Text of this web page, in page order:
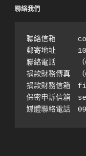
聯絡我們
聯絡信箱　　
郵寄地址　　　
聯絡電話　　　
捐款財務傳真　
捐款財務信箱
保密申訴信箱
媒體聯絡電話　